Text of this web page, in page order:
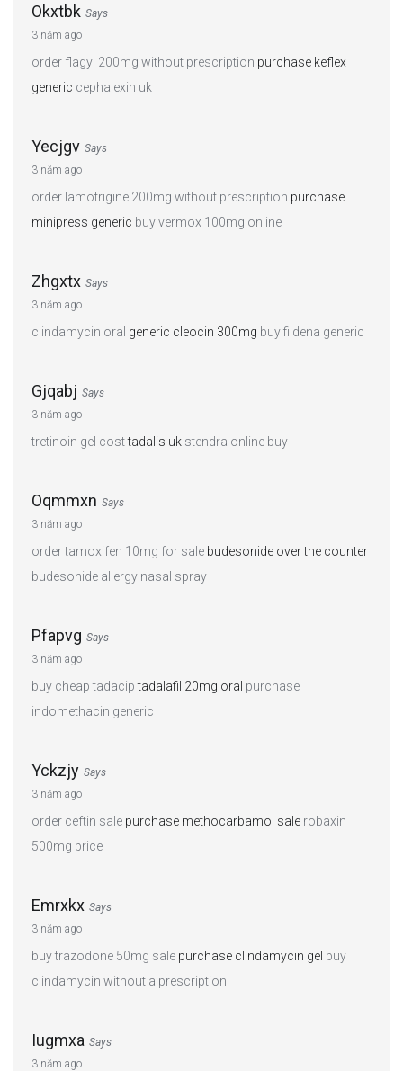
Okxtbk Says
3 năm ago
order flagyl 200mg without prescription purchase keflex
generic cephalexin uk
Yecjgv Says
3 năm ago
order lamotrigine 200mg without prescription purchase
minipress generic buy vermox 100mg online
Zhgxtx Says
3 năm ago
clindamycin oral generic cleocin 300mg buy fildena generic
Gjqabj Says
3 năm ago
tretinoin gel costtadalis uk stendra online buy
Oqmmxn Says
3 năm ago
order tamoxifen 10mg for sale budesonide over the counter
budesonide allergy nasal spray
Pfapvg Says
3 năm ago
buy cheap tadaciptadalafil 20mg oral purchase
indomethacin generic
Yckzjy Says
3 năm ago
order ceftin sale purchase methocarbamol sale robaxin
500mg price
Emrxkx Says
3 năm ago
buy trazodone 50mg sale purchase clindamycin gel buy
clindamycin without a prescription
Iugmxa Says
3 năm ago